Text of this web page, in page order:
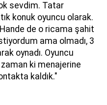
sevdim. Tatar
konuk oyuncu olarak.
de o ricama şahit
ama olmadı, 3
oynadı. Oyuncu
ki menajerine
kaldık."